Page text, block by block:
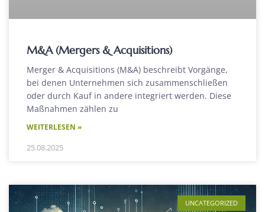
M&A (Mergers & Acquisitions)
Merger & Acquisitions (M&A) beschreibt Vorgänge,
bei denen Unternehmen sich zusammenschließen
oder durch Kauf in andere integriert werden. Diese
Maßnahmen zählen zu
WEITERLESEN »
25.08.2025
UNCATEGORIZED